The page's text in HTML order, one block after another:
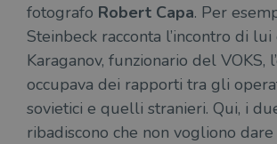
fotografo Robert Capa. Per
Steinbeck racconta l’incontro di lui
Karaganov, funzionario del VOKS,
occupava dei rapporti tra gli
sovietici e quelli stranieri. Qui, i
ribadiscono che non vogliono
wordpress_logged_in_[hash]
CookieScriptConsent